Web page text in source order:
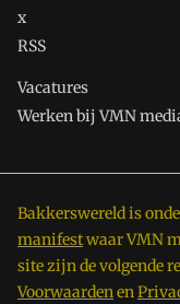
x
RSS
Vacatures
Werken bij VMN
Bakkerswereld is
manifestwaar VMN
site zijn de volgende
Voorwaardenen